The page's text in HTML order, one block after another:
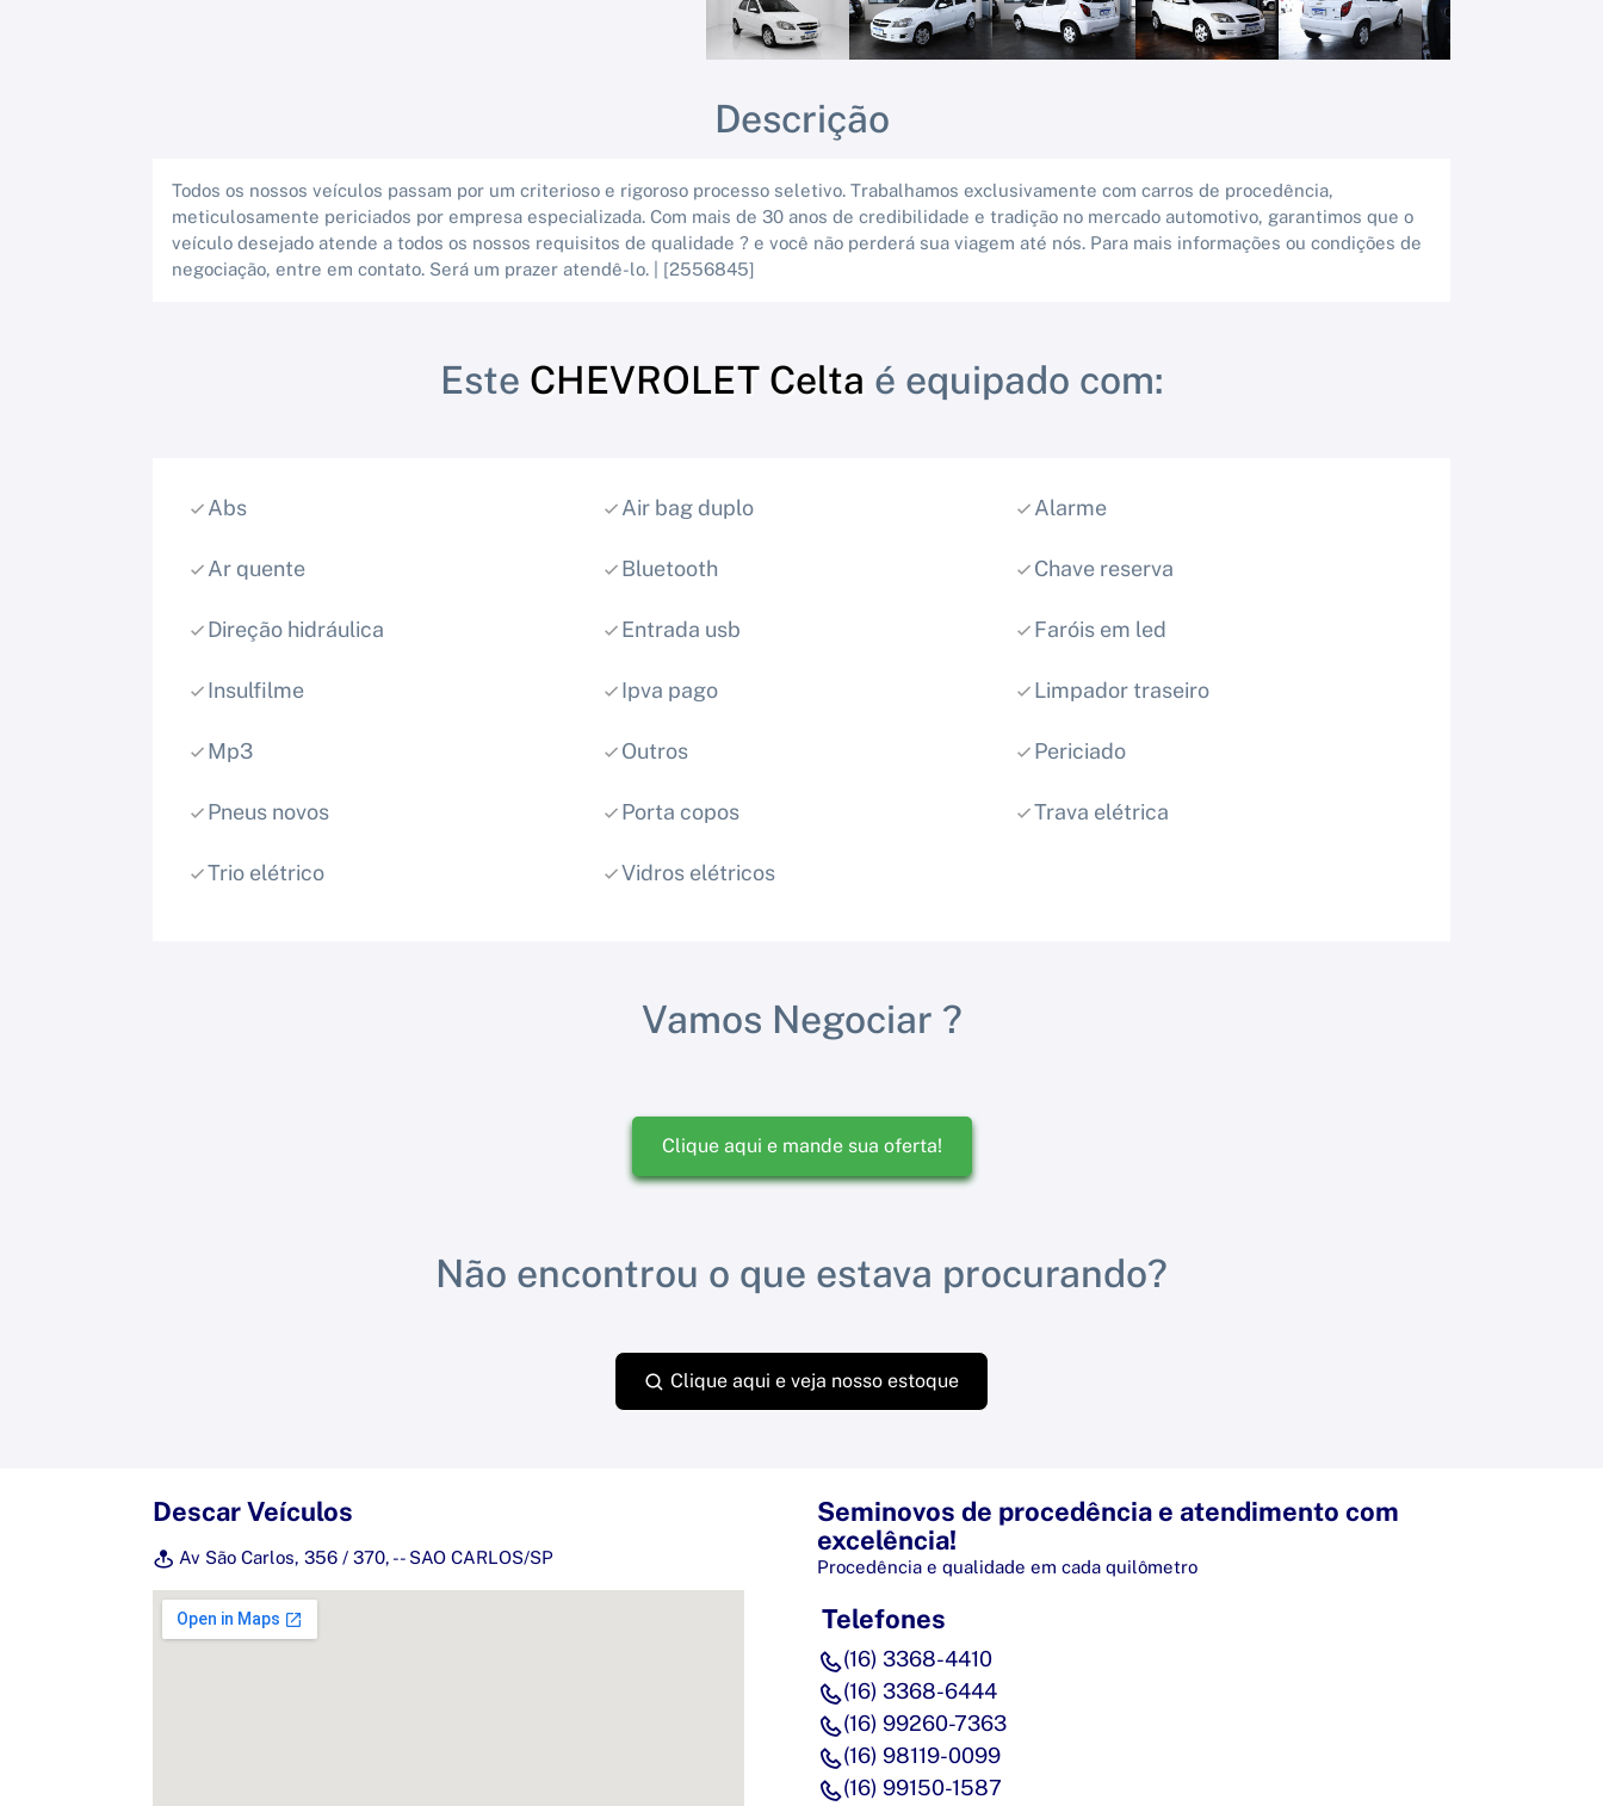
Descrição
Todos os nossos veículos passam por um criterioso e rigoroso processo seletivo. Trabalhamos exclusivamente com carros de procedência,
meticulosamente periciados por empresa especializada. Com mais de 30 anos de credibilidade e tradição no mercado automotivo, garantimos que o
veículo desejado atende a todos os nossos requisitos de qualidade ? e você não perderá sua viagem até nós. Para mais informações ou condições de
negociação, entre em contato. Será um prazer atendê-lo. | [2556845]
Este CHEVROLET Celta é equipado com:
Abs Air bag duplo Alarme
Ar quente Bluetooth Chave reserva
Direção hidráulica Entrada usb Faróis em led
Insulfilme Ipva pago Limpador traseiro
Mp3 Outros Periciado
Pneus novos Porta copos Trava elétrica
Trio elétrico Vidros elétricos
Vamos Negociar ?
Clique aqui e mande sua oferta!
Não encontrou o que estava procurando?
Clique aqui e veja nosso estoque
Descar Veículos
Av São Carlos, 356 / 370, - - SAO CARLOS/SP
Seminovos de procedência e atendimento com
excelência!
Procedência e qualidade em cada quilômetro
Telefones
(16) 3368-4410
(16) 3368-6444
(16) 99260-7363
(16) 98119-0099
(16) 99150-1587